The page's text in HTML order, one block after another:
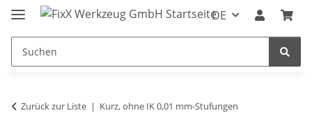
DE
Zurück zur Liste Kurz, ohne IK 0,01 mm-Stufungen